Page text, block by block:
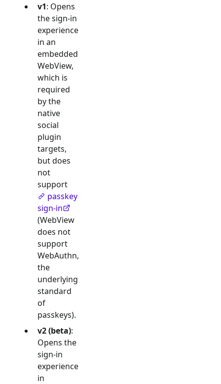
v1: Opens
the sign-in
experience
in an
embedded
WebView,
which is
required
by the
native
social
plugin
targets,
but does
not
support
passkey
sign-in
(WebView
does not
support
WebAuthn,
the
underlying
standard
of
passkeys).
v2 (beta):
Opens the
sign-in
experience
in